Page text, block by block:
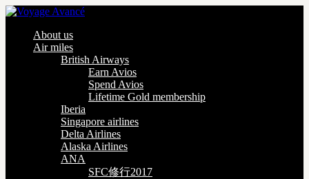
About us
Air miles
British Airways
Earn Avios
Spend Avios
Lifetime Gold membership
Iberia
Singapore airlines
Delta Airlines
Alaska Airlines
ANA
SFC修行2017